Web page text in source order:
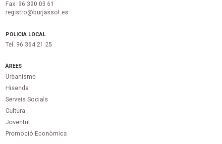
Fax. 96 390 03 61
registro@burjassot.es
POLICIA LOCAL
Tel. 96 364 21 25
ÀREES
Urbanisme
Hisenda
Serveis Socials
Cultura
Joventut
Promoció Econòmica